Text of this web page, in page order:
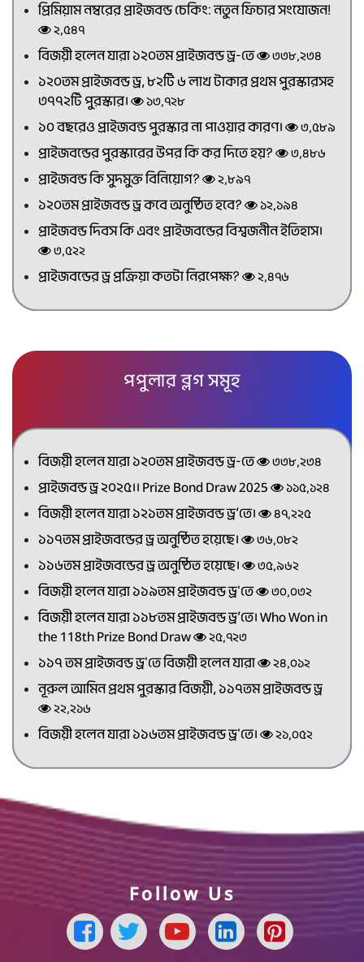
প্রিমিয়াম নম্বরের প্রাইজবন্ড চেকিং: নতুন ফিচার সংযোজন!
২,৫৪৭
বিজয়ী হলেন যারা ১২০তম প্রাইজবন্ড ড্র-তে ৩৩৮,২৩৪
১২০তম প্রাইজবন্ড ড্র, ৮২টি ৬ লাখ টাকার প্রথম পুরস্কারসহ
৩৭৭২টি পুরস্কার।
১৩,৭২৮
১০ বছরেও প্রাইজবন্ড পুরস্কার না পাওয়ার কারণ। ৩,৫৮৯
প্রাইজবন্ডের পুরস্কারের উপর কি কর দিতে হয়? ৩,৪৮৬
প্রাইজবন্ড কি সুদমুক্ত বিনিয়োগ? ২,৮৯৭
১২০তম প্রাইজবন্ড ড্র কবে অনুষ্ঠিত হবে? ১২,১৯৪
প্রাইজবন্ড দিবস কি এবং প্রাইজবন্ডের বিশ্বজনীন ইতিহাস।
৩,৫২২
প্রাইজবন্ডের ড্র প্রক্রিয়া কতটা নিরপেক্ষ? ২,৪৭৬
পপুলার ব্লগ সমূহ
বিজয়ী হলেন যারা ১২০তম প্রাইজবন্ড ড্র-তে ৩৩৮,২৩৪
প্রাইজবন্ড ড্র ২০২৫।। Prize Bond Draw 2025 ১১৫,১২৪
বিজয়ী হলেন যারা ১২১তম প্রাইজবন্ড ড্র’তে। ৪৭,২২৫
১১৭তম প্রাইজবন্ডের ড্র অনুষ্ঠিত হয়েছে। ৩৬,০৮২
১১৬তম প্রাইজবন্ডের ড্র অনুষ্ঠিত হয়েছে। ৩৫,৯৬২
বিজয়ী হলেন যারা ১১৯তম প্রাইজবন্ড ড্র'তে ৩০,০৩২
বিজয়ী হলেন যারা ১১৮তম প্রাইজবন্ড ড্র’তে। Who Won in
the 118th Prize Bond Draw
২৫,৭২৩
১১৭ তম প্রাইজবন্ড ড্র'তে বিজয়ী হলেন যারা ২৪,০১২
নূরুল আমিন প্রথম পুরস্কার বিজয়ী, ১১৭তম প্রাইজবন্ড ড্র
২২,২১৬
বিজয়ী হলেন যারা ১১৬তম প্রাইজবন্ড ড্র'তে। ২১,০৫২
Follow Us
Facebook Page